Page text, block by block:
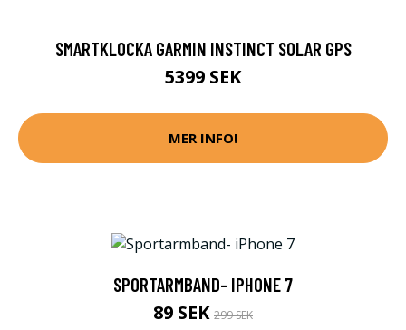
SMARTKLOCKA GARMIN INSTINCT SOLAR GPS
5399 SEK
MER INFO!
SPORTARMBAND- IPHONE 7
89 SEK 299 SEK